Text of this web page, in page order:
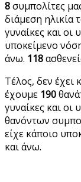
8συμπολίτες
διάμεση ηλικία
γυναίκες και οι
υποκείμενο
άνω. 118
Τέλος, δεν έχει
έχουμε 190
γυναίκες και οι
θανόντων
είχε κάποιο
και άνω.